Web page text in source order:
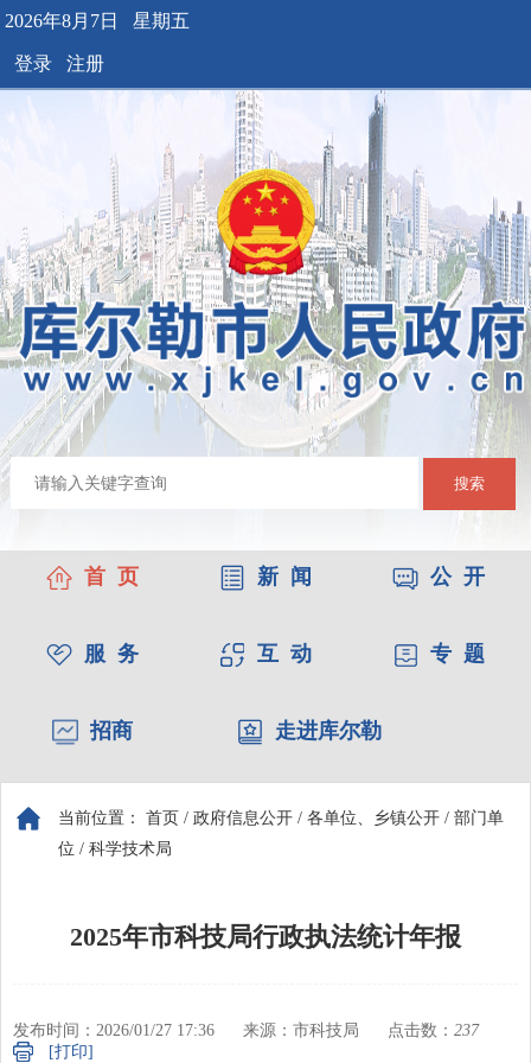
2026年8月7日 星期五
登录 注册
搜索
首 页 新 闻 公 开
服 务 互 动 专 题
招商 走进库尔勒
当前位置： 首页 / 政府信息公开 / 各单位、乡镇公开 / 部门单
位 / 科学技术局
2025年市科技局行政执法统计年报
发布时间：2026/01/27 17:36 来源：市科技局 点击数： 237
[打印]